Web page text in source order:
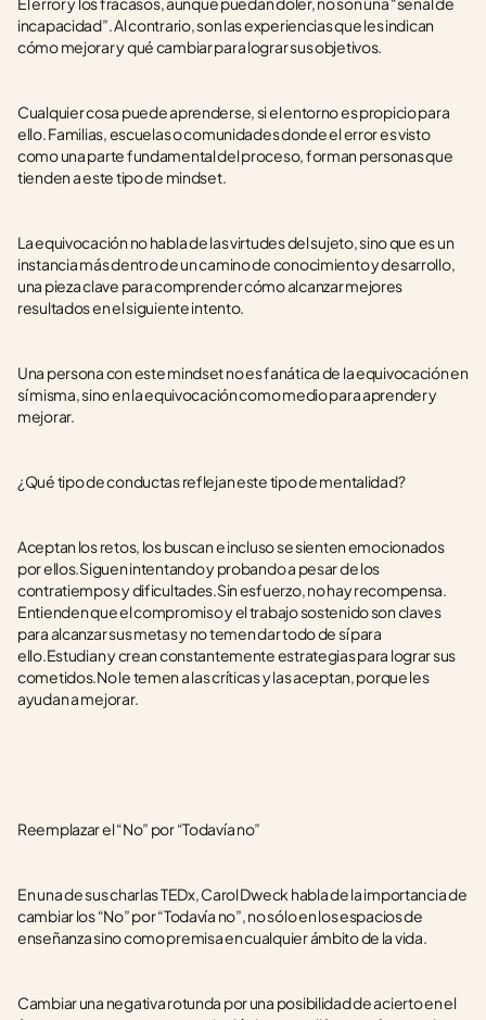
incapacidad”. Al contrario, son las experiencias que les indican
cómo mejorar y qué cambiar para lograr sus objetivos.
Cualquier cosa puede aprenderse, si el entorno es propicio para
ello. Familias, escuelas o comunidades donde el error es visto
como una parte fundamental del proceso, forman personas que
tienden a este tipo de mindset.
La equivocación no habla de las virtudes del sujeto, sino que es un
instancia más dentro de un camino de conocimiento y desarrollo,
una pieza clave para comprender cómo alcanzar mejores
resultados en el siguiente intento.
Una persona con este mindset no es fanática de la equivocación en
sí misma, sino en la equivocación como medio para aprender y
mejorar.
¿Qué tipo de conductas reflejan este tipo de mentalidad?
Aceptan los retos, los buscan e incluso se sienten emocionados
por ellos.Siguen intentando y probando a pesar de los
contratiempos y dificultades.Sin esfuerzo, no hay recompensa.
Entienden que el compromiso y el trabajo sostenido son claves
para alcanzar sus metas y no temen dar todo de sí para
ello.Estudian y crean constantemente estrategias para lograr sus
cometidos.No le temen a las críticas y las aceptan, porque les
ayudan a mejorar.
Reemplazar el “No” por “Todavía no”
En una de sus charlas TEDx, Carol Dweck habla de la importancia de
cambiar los “No” por “Todavía no”, no sólo en los espacios de
enseñanza sino como premisa en cualquier ámbito de la vida.
Cambiar una negativa rotunda por una posibilidad de acierto en el